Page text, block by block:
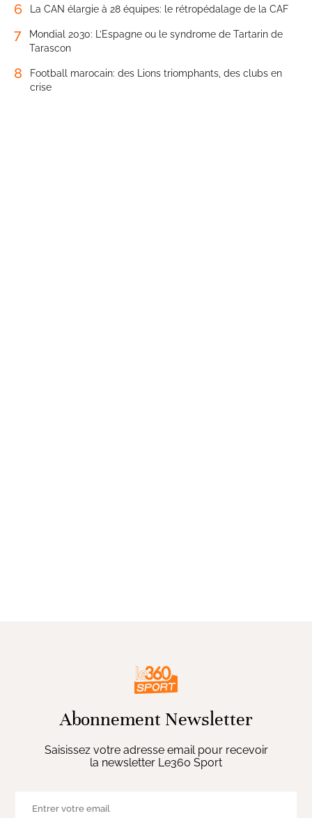
6 La CAN élargie à 28 équipes: le rétropédalage de la CAF
7
Mondial 2030: L’Espagne ou le syndrome de Tartarin de
Tarascon
8
Football marocain: des Lions triomphants, des clubs en
crise
Abonnement Newsletter
Saisissez votre adresse email pour recevoir
la newsletter Le360 Sport